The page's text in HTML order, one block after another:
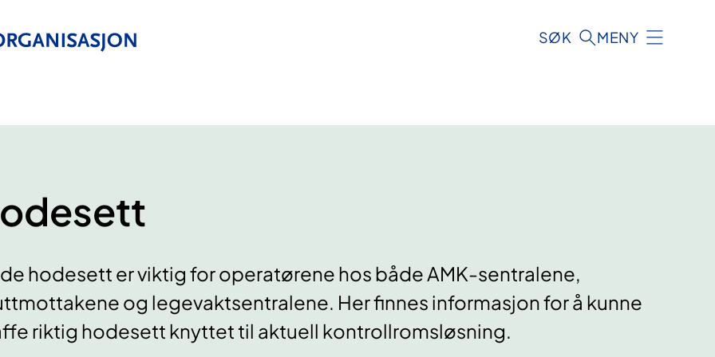
SØK MENY
hodesett er viktig for operatørene hos både AMK-sentralene,
og legevaktsentralene. Her finnes informasjon for å kunne
riktig hodesett knyttet til aktuell kontrollromsløsning.